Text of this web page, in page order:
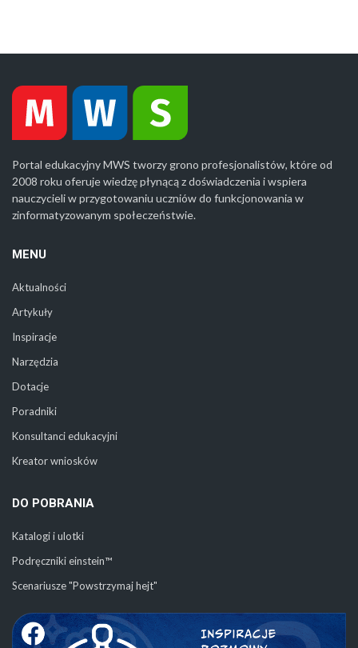
Portal edukacyjny MWS tworzy grono profesjonalistów, które od
2008 roku oferuje wiedzę płynącą z doświadczenia i wspiera
nauczycieli w przygotowaniu uczniów do funkcjonowania w
zinformatyzowanym społeczeństwie.
MENU
Aktualności
Artykuły
Inspiracje
Narzędzia
Dotacje
Poradniki
Konsultanci edukacyjni
Kreator wniosków
DO POBRANIA
Katalogi i ulotki
Podręczniki einstein™
Scenariusze "Powstrzymaj hejt"